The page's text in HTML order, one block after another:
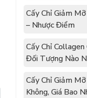
Cấy Chỉ Giảm
– Nhược Điểm
Cấy Chỉ
Đối Tượng Nào
Cấy Chỉ Giảm
Không, Giá Bao